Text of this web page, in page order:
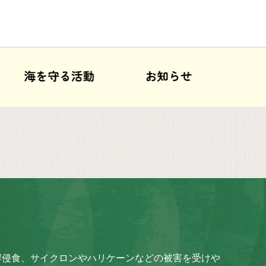
食、サイクロンやハリケーンなどの被害を受けや